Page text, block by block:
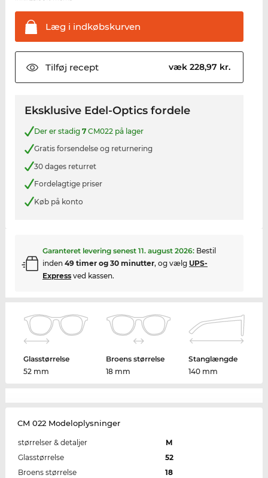
Læg i indkøbskurven
Tilføj recept væk 228,97 kr.
Eksklusive Edel-Optics fordele
Der er stadig 7CM022 på lager
Gratis forsendelse og returnering
30 dages returret
Fordelagtige priser
Køb på konto
Garanteret levering senest 11. august 2026: Bestil
inden 49 timer og 30 minutter, og vælg UPS-
Expressved kassen.
Glasstørrelse
52 mm
Broens størrelse
18 mm
Stanglængde
140 mm
CM 022 Modeloplysninger
størrelser & detaljer
M
Glasstørrelse
52
Broens størrelse
18